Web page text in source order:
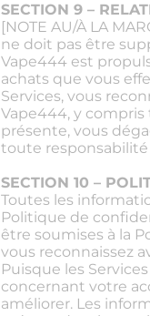
SECTION 9 –
[NOTE AU/À LA
ne doit pas être
Vape444 est
achats que vous
Services, vous
Vape444, y
présente, vous
toute responsabilité
SECTION 10 –
Toutes les
Politique de
être soumises à la
vous reconnaissez
Puisque les
concernant votre
améliorer. Les